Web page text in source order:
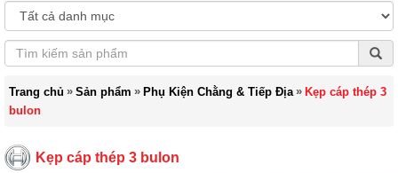
Trang chủ » Sản phẩm » Phụ Kiện Chằng & Tiếp Địa » Kẹp cáp thép 3
bulon
Kẹp cáp thép 3 bulon